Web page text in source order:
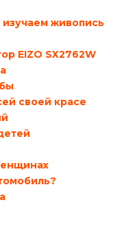
живопись
EIZO SX2762W
своей красе